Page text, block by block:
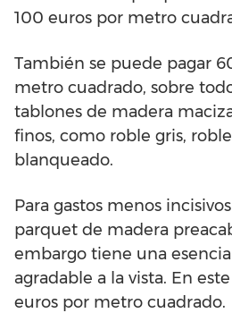
100 euros por metro
También se puede pagar
metro cuadrado, sobre
tablones de madera
finos, como roble gris,
blanqueado.
Para gastos menos
parquet de madera
embargo tiene una
agradable a la vista. En
euros por metro cuadrado.